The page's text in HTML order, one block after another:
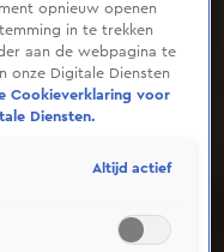
opnieuw openen
in te trekken
aan de webpagina te
onze Digitale Diensten
Cookieverklaring voor
Diensten.
Altijd actief